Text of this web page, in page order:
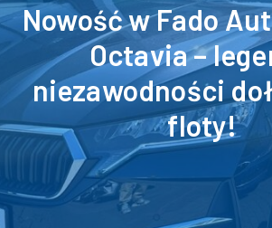
Nowość w Fado
Octavia –
niezawodności
floty!